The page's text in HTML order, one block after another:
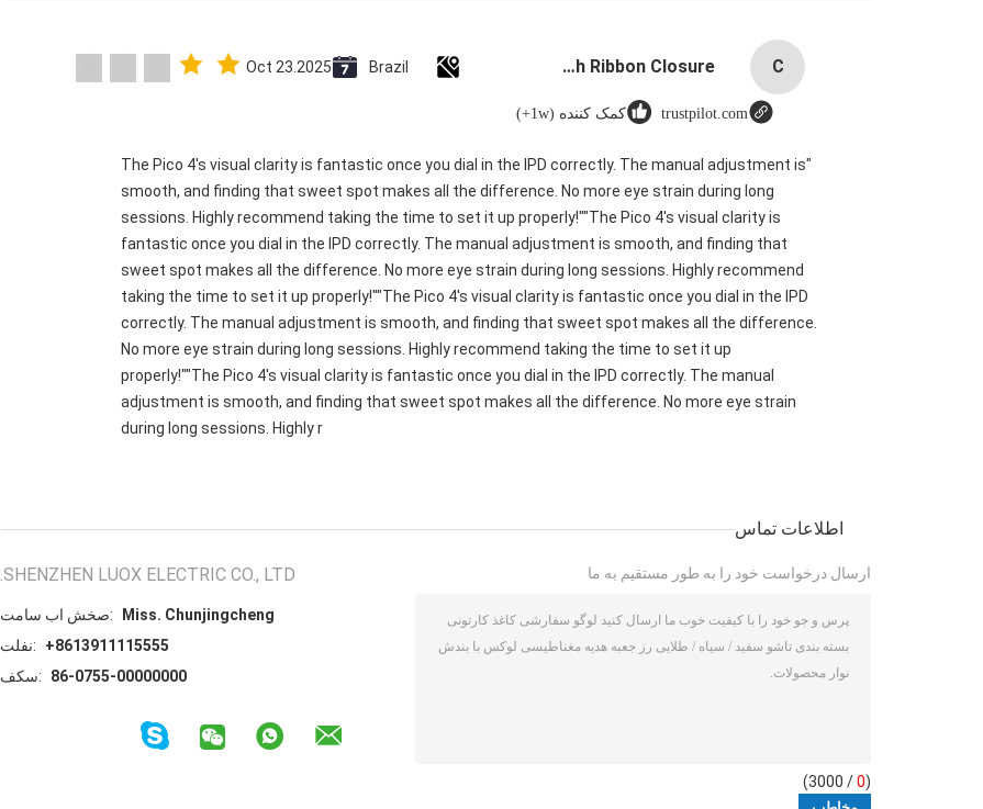
C
Custom Logo Paper Cardboard Packing Folding White / Black / Rose Gold Luxury Magnetic Gift Box with Ribbon Closure
Brazil
Oct 23.2025
trustpilot.com کمک کننده (1w+)
"The Pico 4's visual clarity is fantastic once you dial in the IPD correctly. The manual adjustment is
smooth, and finding that sweet spot makes all the difference. No more eye strain during long
sessions. Highly recommend taking the time to set it up properly!""The Pico 4's visual clarity is
fantastic once you dial in the IPD correctly. The manual adjustment is smooth, and finding that
sweet spot makes all the difference. No more eye strain during long sessions. Highly recommend
taking the time to set it up properly!""The Pico 4's visual clarity is fantastic once you dial in the IPD
correctly. The manual adjustment is smooth, and finding that sweet spot makes all the difference.
No more eye strain during long sessions. Highly recommend taking the time to set it up
properly!""The Pico 4's visual clarity is fantastic once you dial in the IPD correctly. The manual
adjustment is smooth, and finding that sweet spot makes all the difference. No more eye strain
during long sessions. Highly r
اطلاعات تماس
SHENZHEN LUOX ELECTRIC CO., LTD.
تماس با شخص:
Miss. Chunjingcheng
تلفن:
+8613911115555
فکس:
86-0755-00000000
ارسال درخواست خود را به طور مستقیم به ما
(
0
/ 3000)